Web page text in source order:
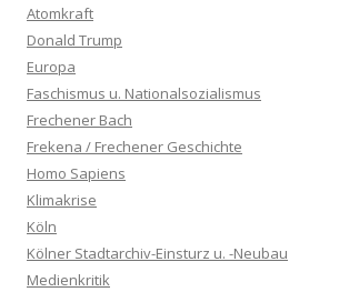
Atomkraft
Donald Trump
Europa
Faschismus u. Nationalsozialismus
Frechener Bach
Frekena / Frechener Geschichte
Homo Sapiens
Klimakrise
Köln
Kölner Stadtarchiv-Einsturz u. -Neubau
Medienkritik